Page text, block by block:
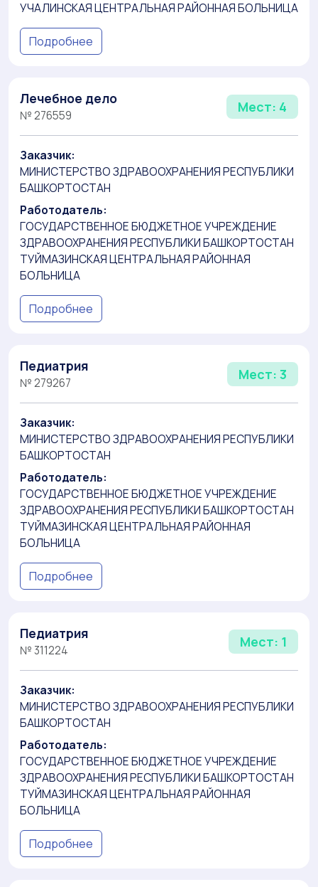
УЧАЛИНСКАЯ ЦЕНТРАЛЬНАЯ РАЙОННАЯ БОЛЬНИЦА
Подробнее
Лечебное дело
№ 276559
Мест: 4
Заказчик:
МИНИСТЕРСТВО ЗДРАВООХРАНЕНИЯ РЕСПУБЛИКИ
БАШКОРТОСТАН
Работодатель:
ГОСУДАРСТВЕННОЕ БЮДЖЕТНОЕ УЧРЕЖДЕНИЕ
ЗДРАВООХРАНЕНИЯ РЕСПУБЛИКИ БАШКОРТОСТАН
ТУЙМАЗИНСКАЯ ЦЕНТРАЛЬНАЯ РАЙОННАЯ
БОЛЬНИЦА
Подробнее
Педиатрия
№ 279267
Мест: 3
Заказчик:
МИНИСТЕРСТВО ЗДРАВООХРАНЕНИЯ РЕСПУБЛИКИ
БАШКОРТОСТАН
Работодатель:
ГОСУДАРСТВЕННОЕ БЮДЖЕТНОЕ УЧРЕЖДЕНИЕ
ЗДРАВООХРАНЕНИЯ РЕСПУБЛИКИ БАШКОРТОСТАН
ТУЙМАЗИНСКАЯ ЦЕНТРАЛЬНАЯ РАЙОННАЯ
БОЛЬНИЦА
Подробнее
Педиатрия
№ 311224
Мест: 1
Заказчик:
МИНИСТЕРСТВО ЗДРАВООХРАНЕНИЯ РЕСПУБЛИКИ
БАШКОРТОСТАН
Работодатель:
ГОСУДАРСТВЕННОЕ БЮДЖЕТНОЕ УЧРЕЖДЕНИЕ
ЗДРАВООХРАНЕНИЯ РЕСПУБЛИКИ БАШКОРТОСТАН
ТУЙМАЗИНСКАЯ ЦЕНТРАЛЬНАЯ РАЙОННАЯ
БОЛЬНИЦА
Подробнее